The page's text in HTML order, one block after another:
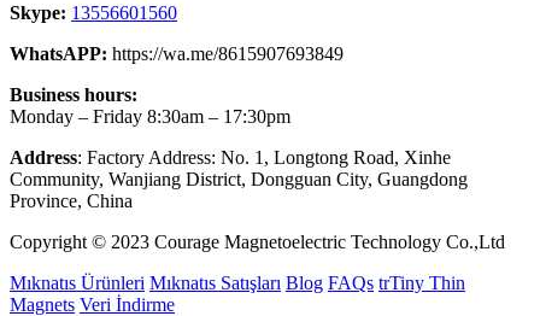
Skype: 13556601560
WhatsAPP: https://wa.me/8615907693849
Business hours:
Monday – Friday 8:30am – 17:30pm
Address: Factory Address: No. 1, Longtong Road, Xinhe
Community, Wanjiang District, Dongguan City, Guangdong
Province, China
Copyright © 2023 Courage Magnetoelectric Technology Co.,Ltd
Mıknatıs Ürünleri Mıknatıs Satışları Blog FAQs trTiny Thin
Magnets Veri İndirme